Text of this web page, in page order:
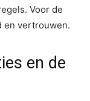
Voor de
en vertrouwen.
en de